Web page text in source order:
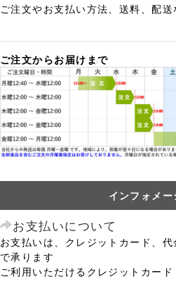
ご注文やお支払い方法、送料、配
ご注文からお届けまで
インフォメー
お支払いについて
お支払いは、クレジットカード、
で承ります
ご利用いただけるクレジットカード